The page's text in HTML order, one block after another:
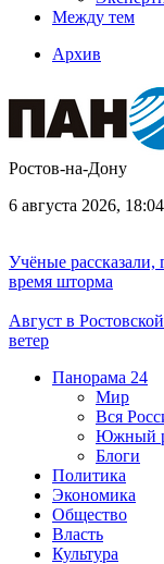
Между тем
Архив
Ростов-на-Дону
6 августа 2026, 18:04
Учёные рассказали,
время шторма
Август в
ветер
Панорама 24
Мир
Вся
Южный
Блоги
Политика
Экономика
Общество
Власть
Культура